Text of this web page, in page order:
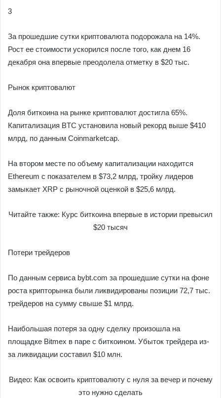
3
За прошедшие сутки криптовалюта подорожала на 14%.
Рост ее стоимости ускорился после того, как днем 16
декабря она впервые преодолела отметку в $20 тыс.
Рынок криптовалют
Доля биткоина на рынке криптовалют достигла 65%.
Капитализация BTC установила новый рекорд выше $410
млрд, по данным Coinmarketcap.
На втором месте по объему капитализации находится
Ethereum с показателем в $73,2 млрд, тройку лидеров
замыкает XRP с рыночной оценкой в $25,6 млрд.
Читайте также: Курс биткоина впервые в истории превысил
$20 тысяч
Потери трейдеров
По данным сервиса bybt.com за прошедшие сутки на фоне
роста крипторынка были ликвидированы позиции 72,7 тыс.
трейдеров на сумму свыше $1 млрд.
Наибольшая потеря за одну сделку произошла на
площадке Bitmex в паре с биткоином. Убыток трейдера из-
за ликвидации составил $10 млн.
Видео: Как освоить криптовалюту с нуля за вечер и почему
это нужно сделать